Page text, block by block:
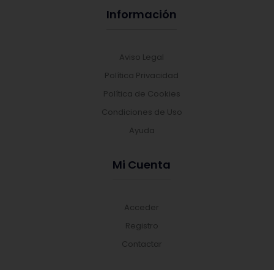
Información
Aviso Legal
Política Privacidad
Política de Cookies
Condiciones de Uso
Ayuda
Mi Cuenta
Acceder
Registro
Contactar